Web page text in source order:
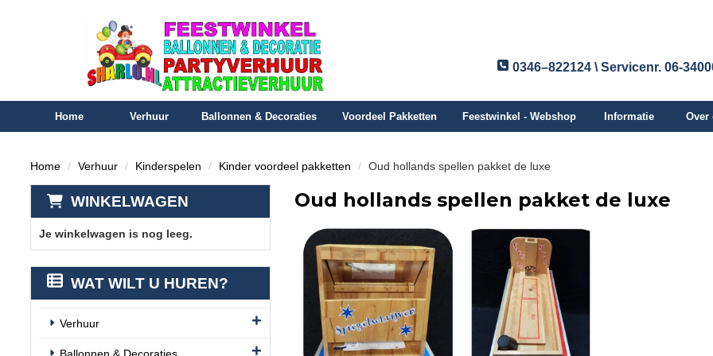
0346–822124 \ Servicenr. 06-
Home Verhuur Ballonnen & Decoraties Voordeel Pakketten Feestwinkel - Webshop Informatie Over
Home Verhuur Kinderspelen Kinder voordeel pakketten Oud hollands spellen pakket de luxe
WINKELWAGEN
Je winkelwagen is nog leeg.
WAT WILT U HUREN?
Verhuur
Oud hollands spellen pakket de luxe